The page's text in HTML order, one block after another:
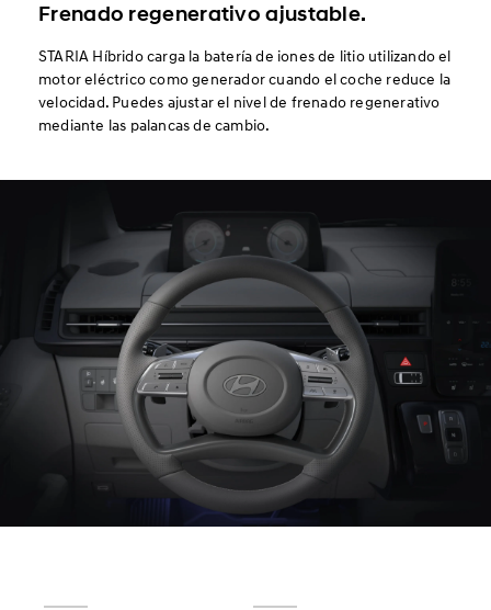
Frenado regenerativo ajustable.
STARIA Híbrido carga la batería de iones de litio utilizando el
motor eléctrico como generador cuando el coche reduce la
velocidad. Puedes ajustar el nivel de frenado regenerativo
mediante las palancas de cambio.